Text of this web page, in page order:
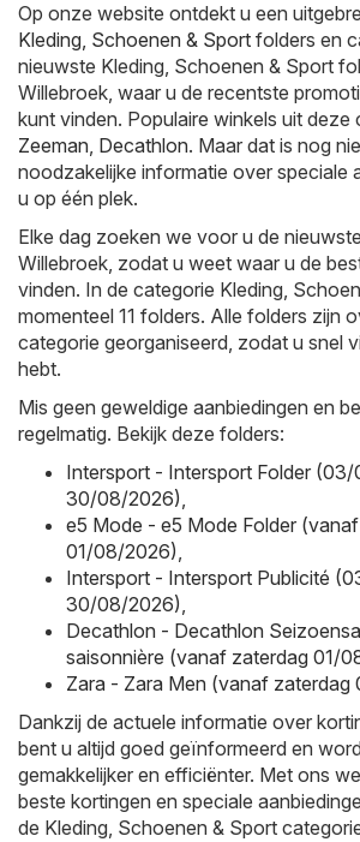
Op onze website ontdekt u een
Kleding, Schoenen & Sport folders en
nieuwste Kleding, Schoenen & Sport
Willebroek, waar u de recentste
kunt vinden. Populaire winkels uit deze
Zeeman, Decathlon. Maar dat is nog
noodzakelijke informatie over speciale
u op één plek.
Elke dag zoeken we voor u de
Willebroek, zodat u weet waar u de
vinden. In de categorie Kleding,
momenteel 11 folders. Alle folders zijn
categorie georganiseerd, zodat u snel
hebt.
Mis geen geweldige aanbiedingen en
regelmatig. Bekijk deze folders:
Intersport - Intersport Folder
30/08/2026),
e5 Mode - e5 Mode Folder
01/08/2026),
Intersport - Intersport Publicité
30/08/2026),
Decathlon - Decathlon
saisonnière (vanaf zaterdag 01/
Zara - Zara Men (vanaf zaterdag
Dankzij de actuele informatie over
bent u altijd goed geïnformeerd en
gemakkelijker en efficiënter. Met ons
beste kortingen en speciale
de Kleding, Schoenen & Sport